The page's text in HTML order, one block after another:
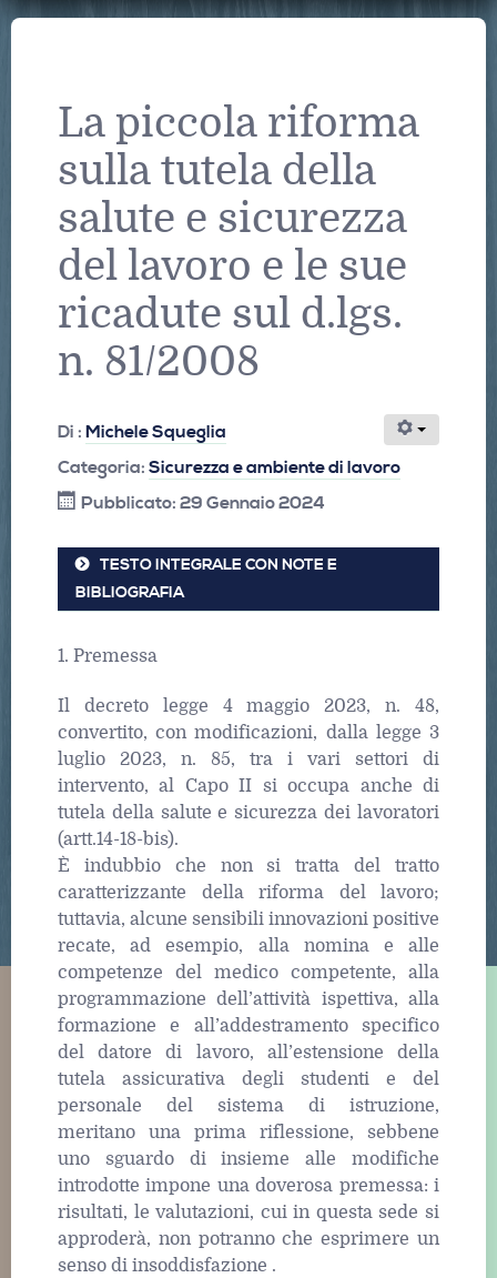
La piccola riforma
sulla tutela della
salute e sicurezza
del lavoro e le sue
ricadute sul d.lgs.
n. 81/2008
Di : Michele Squeglia
Categoria: Sicurezza e ambiente di lavoro
Pubblicato: 29 Gennaio 2024
TESTO INTEGRALE CON NOTE E
BIBLIOGRAFIA
1. Premessa
Il decreto legge 4 maggio 2023, n. 48,
convertito, con modificazioni, dalla legge 3
luglio 2023, n. 85, tra i vari settori di
intervento, al Capo II si occupa anche di
tutela della salute e sicurezza dei lavoratori
(artt.14-18-bis).
È indubbio che non si tratta del tratto
caratterizzante della riforma del lavoro;
tuttavia, alcune sensibili innovazioni positive
recate, ad esempio, alla nomina e alle
competenze del medico competente, alla
programmazione dell’attività ispettiva, alla
formazione e all’addestramento specifico
del datore di lavoro, all’estensione della
tutela assicurativa degli studenti e del
personale del sistema di istruzione,
meritano una prima riflessione, sebbene
uno sguardo di insieme alle modifiche
introdotte impone una doverosa premessa: i
risultati, le valutazioni, cui in questa sede si
approderà, non potranno che esprimere un
senso di insoddisfazione .